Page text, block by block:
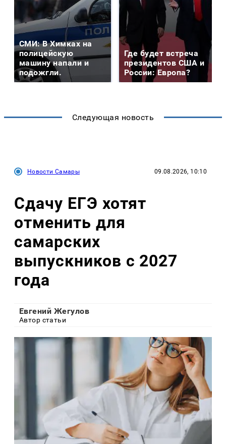
СМИ: В Химках на
полицейскую
машину напали и
подожгли.
Где будет встреча
президентов США и
России: Европа?
Следующая новость
Новости Самары 09.08.2026, 10:10
Сдачу ЕГЭ хотят
отменить для
самарских
выпускников с 2027
года
Евгений Жегулов
Автор статьи